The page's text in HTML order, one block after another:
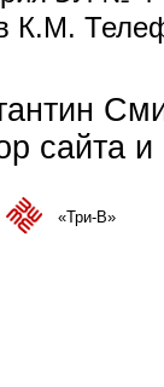
К.М.
сайта
is external)«Три-В»